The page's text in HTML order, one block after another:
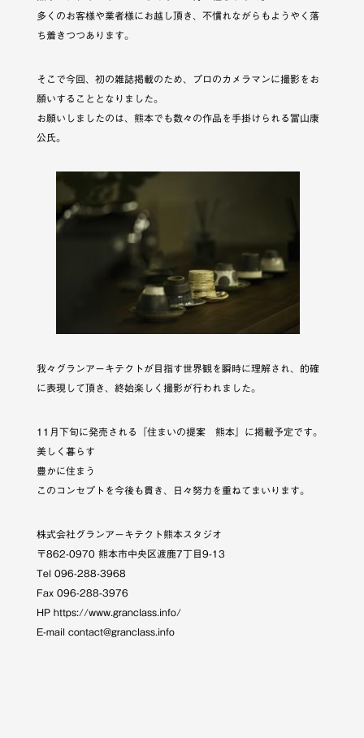
多くのお客様や業者様にお越し頂き、不慣れながらもようやく落
ち着きつつあります。
そこで今回、初の雑誌掲載のため、プロのカメラマンに撮影をお
願いすることとなりました。
お願いしましたのは、熊本でも数々の作品を手掛けられる冨山康
公氏。
我々グランアーキテクトが目指す世界観を瞬時に理解され、的確
に表現して頂き、終始楽しく撮影が行われました。
11月下旬に発売される『住まいの提案 熊本』に掲載予定です。
美しく暮らす
豊かに住まう
このコンセプトを今後も貫き、日々努力を重ねてまいります。
株式会社グランアーキテクト熊本スタジオ
〒862-0970 熊本市中央区渡鹿7丁目9-13
Tel 096-288-3968
Fax 096-288-3976
HP https://www.granclass.info/
E-mail contact@granclass.info